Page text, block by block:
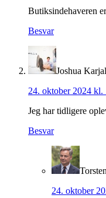
Butiksindehaveren
Besvar
Joshua
24. oktober 2024 kl.
Jeg har tidligere
Besvar
24. oktober